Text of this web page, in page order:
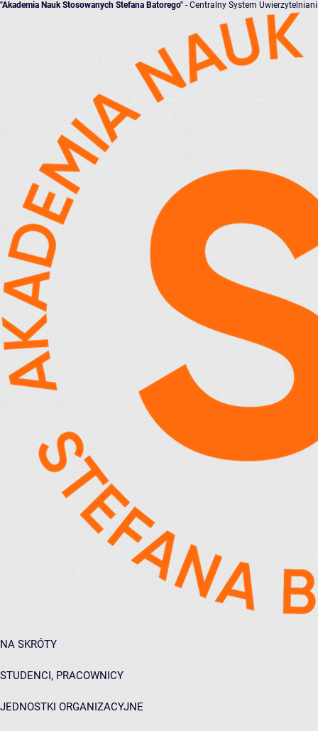
"Akademia Nauk Stosowanych Stefana Batorego" - Centralny System
NA SKRÓTY
STUDENCI, PRACOWNICY
JEDNOSTKI ORGANIZACYJNE